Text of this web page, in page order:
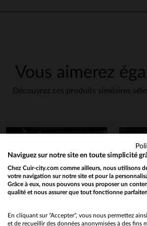
Vous aimerez
Découvrez ces produits similaires
Would you like to be redirected to
No
Naviguez sur notre site en toute simplicité
Chez Cuir-city.com comme ailleurs, nous utilisons
votre navigation sur notre site et pour la
Grâce à eux, nous pouvons vous proposer un
qualité et nous assurer que tout fonctionne
En cliquant sur "Accepter", vous nous permettez
et de recueillir des données anonymisées à des fins